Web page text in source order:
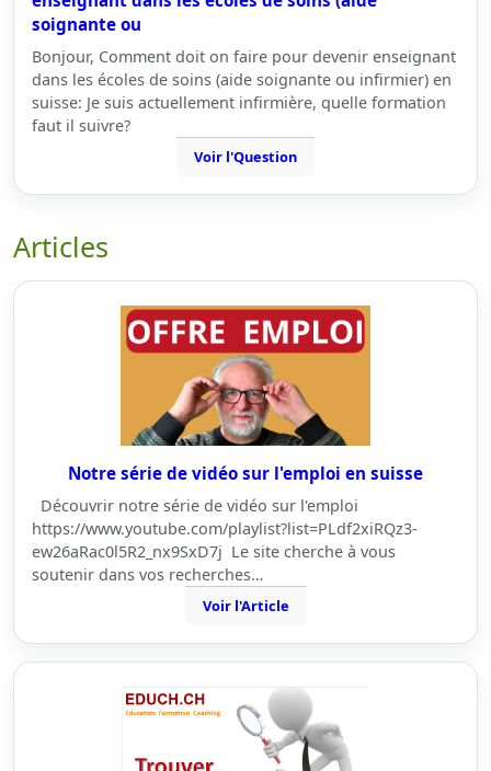
soignante ou
Bonjour, Comment doit on faire pour devenir enseignant
dans les écoles de soins (aide soignante ou infirmier) en
suisse: Je suis actuellement infirmière, quelle formation
faut il suivre?
Voir l'Question
Articles
Notre série de vidéo sur l'emploi en suisse
Découvrir notre série de vidéo sur l'emploi
https://www.youtube.com/playlist?list=PLdf2xiRQz3-
ew26aRac0l5R2_nx9SxD7j Le site cherche à vous
soutenir dans vos recherches…
Voir l'Article